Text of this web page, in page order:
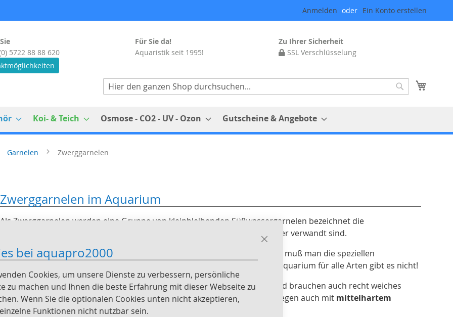
Close
Cookie
bei aquapro2000
Cookies, um unsere Dienste zu verbessern, persönliche
zu machen und Ihnen die beste Erfahrung mit dieser Webseite zu
Wenn Sie die optionalen Cookies unten nicht akzeptieren,
Funktionen nicht nutzbar sein.
Anmelden Ein Konto erstellen
5722 88 88 620
Für Sie da!
Aquaristik seit 1995!
Zu Ihrer Sicherheit
SSL Verschlüsselung
Suche
Koi- & Teich Osmose - CO2 - UV - Ozon Gutscheine & Angebote
Garnelen Zwerggarnelen
Zwerggarnelen im Aquarium
Als Zwerggarnelen werden eine Gruppe von kleinbleibenden Süßwassergarnelen bezeichnet die
verschiedenen Gattungen angehören und nicht unbedingt nah miteinander verwandt sind.
Da die Garnelen teilweise aus sehr unterschiedlichen Gewässern kommen muß man die speziellen
Haltungsbedingungen der einzelnen Arten beachten. DAS Zwerggarnelenaquarium für alle Arten gibt es nicht!
Viele Arten derGattung Caridina kommen aus Weichwassergebieten
und brauchen auch recht weiches
Wasser im Aquarium. Viele Arten derGattung Neocaridinakommen dagegen auch mit mittelhartem
Wasserzurecht.